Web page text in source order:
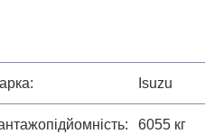
Isuzu
6055 кг